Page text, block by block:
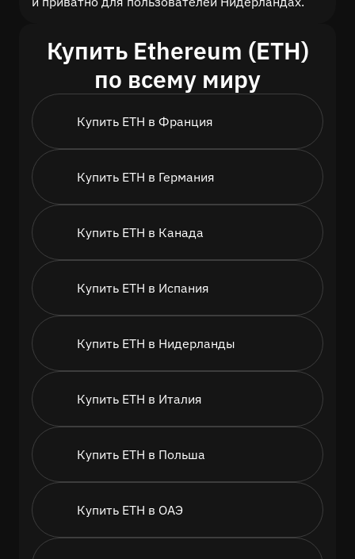
Купить Ethereum (ETH)
по всему миру
Купить ETH в Франция
Купить ETH в Германия
Купить ETH в Канада
Купить ETH в Испания
Купить ETH в Нидерланды
Купить ETH в Италия
Купить ETH в Польша
Купить ETH в ОАЭ